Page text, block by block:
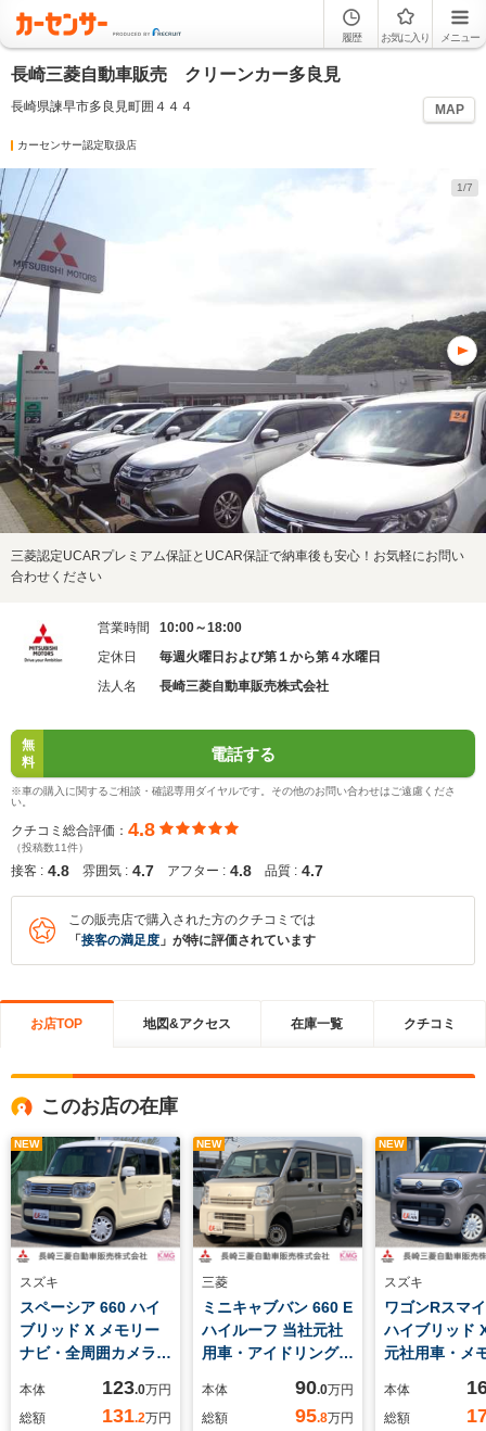
履歴 お気に入り メニュー
長崎三菱自動車販売 クリーンカー多良見
長崎県諫早市多良見町囲４４４ MAP
カーセンサー認定取扱店
1/7
三菱認定UCARプレミアム保証とUCAR保証で納車後も安心！お気軽にお問い
合わせください
営業時間
10:00～18:00
定休日
毎週火曜日および第１から第４水曜日
法人名
長崎三菱自動車販売株式会社
無
料
電話する
※車の購入に関するご相談・確認専用ダイヤルです。その他のお問い合わせはご遠慮くださ
い。
クチコミ総合評価： 4.8
（投稿数11件）
接客 : 4.8 雰囲気 : 4.7 アフター : 4.8 品質 : 4.7
この販売店で購入された方のクチコミでは
「 接客の満足度 」が特に評価されています
お店TOP 地図&アクセス 在庫一覧 クチコミ
このお店の在庫
NEW
スズキ
スペーシア 660 ハイ
ブリッド X メモリー
ナビ・全周囲カメラ・
ル・衝突軽減ブレー
キ・ETC
本体 123.0万円
総額
131.2万円
NEW
三菱
ミニキャブバン 660 E
ハイルーフ 当社元社
用車・アイドリングス
障害物センサー・ETC
本体 90.0万円
総額
95.8万円
NEW
スズキ
ワゴンRスマ
ハイブリッド
元社用車・メ
イドリングス
クルーズコン
本体
総額